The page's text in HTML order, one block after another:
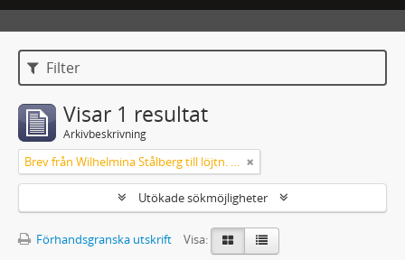
Filter
Visar 1 resultat
Arkivbeskrivning
Brev från Wilhelmina Stålberg till löjtn. Ridderstad 1857
Utökade sökmöjligheter
Förhandsgranska utskrift
Visa: